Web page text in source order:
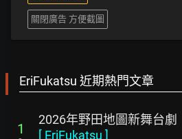
關閉廣告 方便截圖
EriFukatsu 近期熱門文章
1
2026年野田地圖新舞台劇
[ EriFukatsu ]